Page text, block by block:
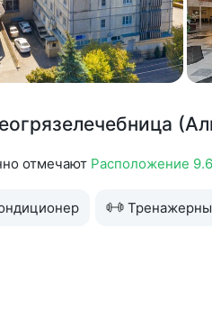
отмечают Расположение 9.6